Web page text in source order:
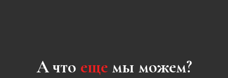
А что еще мы можем?